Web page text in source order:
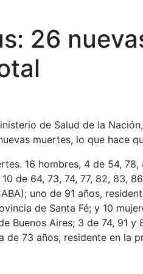
26
de Salud de la
muertes, lo que hace
16 hombres, 4 de 54,
de 64, 73, 74, 77, 82, 83,
uno de 91 años,
de Santa Fé; y 10
Buenos Aires; 3 de 74, 91
de 73 años, residente en la